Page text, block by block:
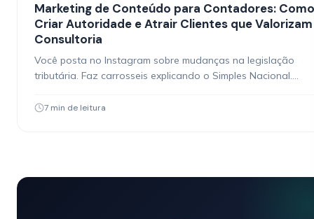
Marketing de Conteúdo para Contadores: Como
Criar Autoridade e Atrair Clientes que Valorizam
Consultoria
Você posta no Instagram sobre mudanças na legislação
tributária. Faz carrosseis explicando o Simples Nacional.
7 min de leitura